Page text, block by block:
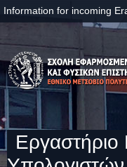
Information for incoming